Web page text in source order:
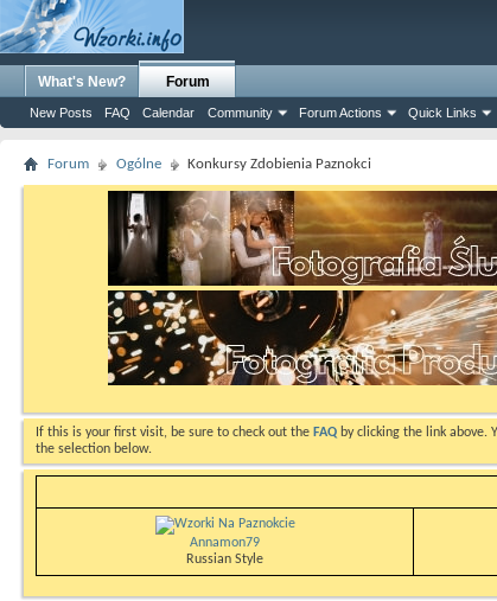
What's New? Forum
New Posts FAQ Calendar Community Forum Actions Quick Links
Forum Ogólne Konkursy Zdobienia Paznokci
If this is your first visit, be sure to check out the FAQ by clicking the link above.
the selection below.
Annamon79
Russian Style